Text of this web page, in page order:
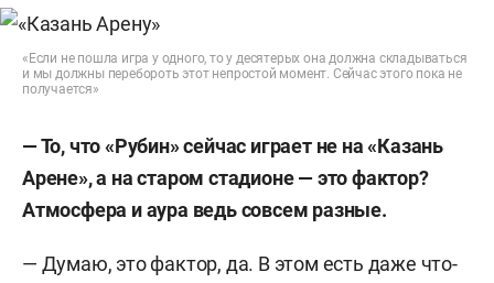
«Если не пошла игра у одного, то у десятерых она должна складываться
и мы должны перебороть этот непростой момент. Сейчас этого пока не
получается»
— То, что «Рубин» сейчас играет не на «Казань
Арене», а на старом стадионе — это фактор?
Атмосфера и аура ведь совсем разные.
— Думаю, это фактор, да. В этом есть даже что-